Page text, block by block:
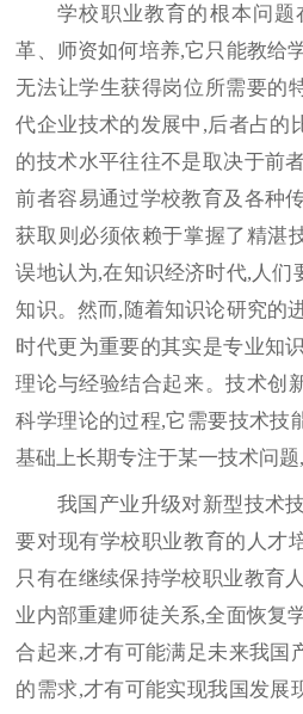
学校职业教育的根本问
革、师资如何培养,它只能教给
无法让学生获得岗位所需要的
代企业技术的发展中,后者占的
的技术水平往往不是取决于前
前者容易通过学校教育及各种
获取则必须依赖于掌握了精湛
误地认为,在知识经济时代,人们
知识。然而,随着知识论研究的
时代更为重要的其实是专业知
理论与经验结合起来。技术创
科学理论的过程,它需要技术技
基础上长期专注于某一技术问题
我国产业升级对新型技术
要对现有学校职业教育的人才
只有在继续保持学校职业教育
业内部重建师徒关系,全面恢复
合起来,才有可能满足未来我国
的需求,才有可能实现我国发展